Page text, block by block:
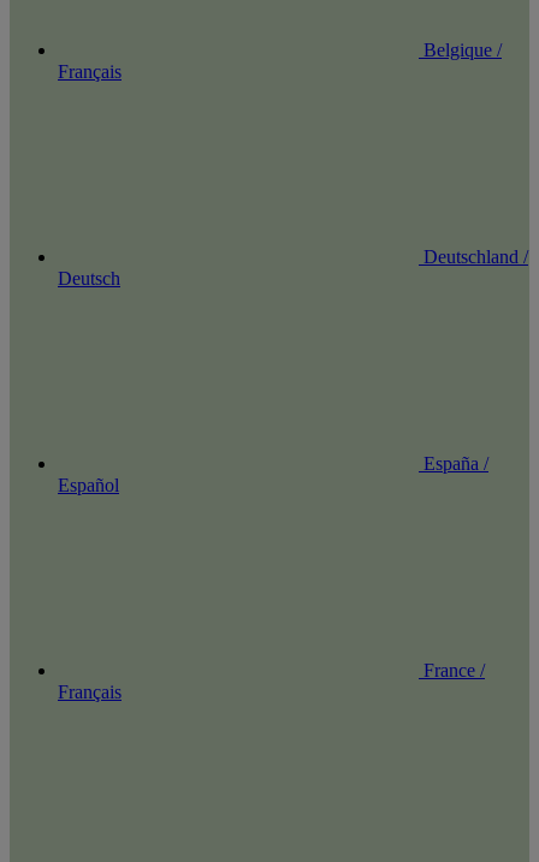
Belgique /
Français
Deutschland /
Deutsch
España /
Español
France /
Français